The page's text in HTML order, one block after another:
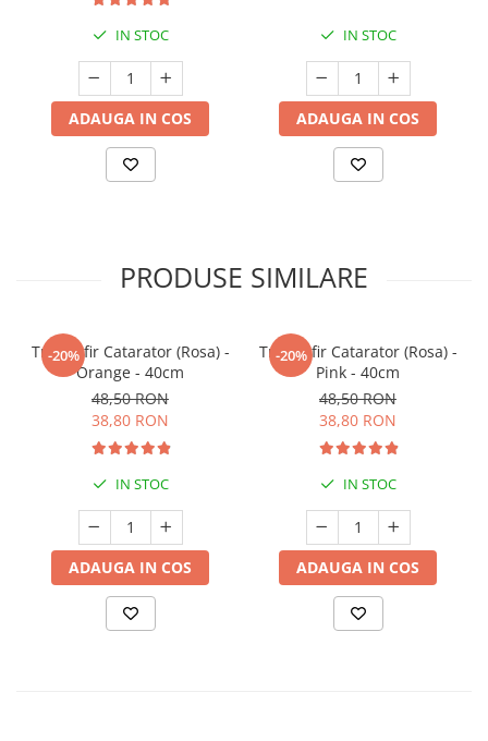
IN STOC
ADAUGA IN COS
IN STOC
ADAUGA IN COS
PRODUSE SIMILARE
-20%
Trandafir Catarator (Rosa) -
Orange - 40cm
48,50 RON
38,80 RON
IN STOC
ADAUGA IN COS
-20%
Trandafir Catarator (Rosa) -
Pink - 40cm
48,50 RON
38,80 RON
IN STOC
ADAUGA IN COS